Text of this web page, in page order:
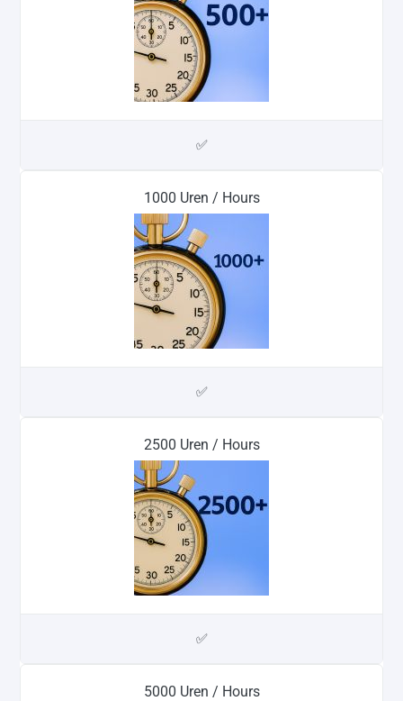
✅
1000 Uren / Hours
✅
2500 Uren / Hours
✅
5000 Uren / Hours